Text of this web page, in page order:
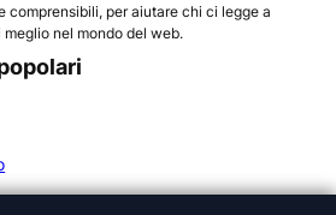
comprensibili, per aiutare chi ci legge a
meglio nel mondo del web.